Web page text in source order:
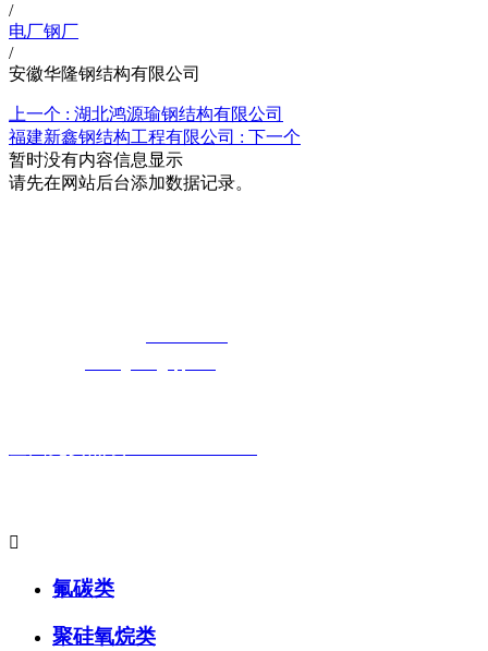
/
电厂钢厂
/
安徽华隆钢结构有限公司
上一个 : 湖北鸿源瑜钢结构有限公司
福建新鑫钢结构工程有限公司 : 下一个
暂时没有内容信息显示
请先在网站后台添加数据记录。

氟碳类
聚硅氧烷类